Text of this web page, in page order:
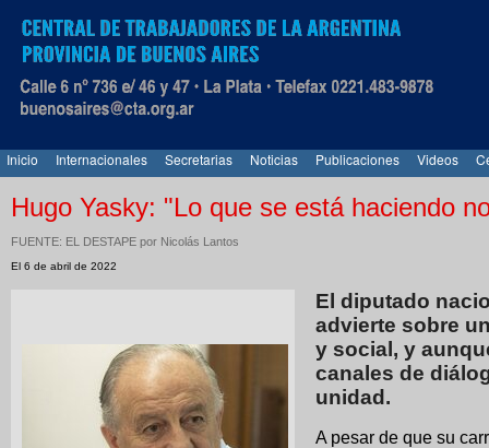
Inicio Internacionales Secretarias Noticias Publicaciones Videos
Hugo Yasky: "Lo que se está haciendo
FUENTE: EL DESTAPE por Nicolás Lantos
El 6 de abril de 2022
El diputado
advierte sobre
y social, y
canales de
unidad.
A pesar de que su